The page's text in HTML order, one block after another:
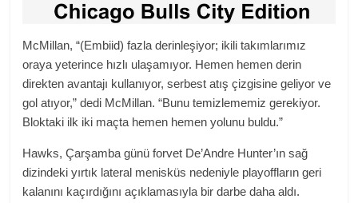
McMillan, “(Embiid) fazla derinleşiyor; ikili takımlarımız
oraya yeterince hızlı ulaşamıyor. Hemen hemen derin
direkten avantajı kullanıyor, serbest atış çizgisine geliyor ve
gol atıyor,” dedi McMillan. “Bunu temizlememiz gerekiyor.
Bloktaki ilk iki maçta hemen hemen yolunu buldu.”
Hawks, Çarşamba günü forvet De’Andre Hunter’ın sağ
dizindeki yırtık lateral menisküs nedeniyle playoffların geri
kalanını kaçırdığını açıklamasıyla bir darbe daha aldı.